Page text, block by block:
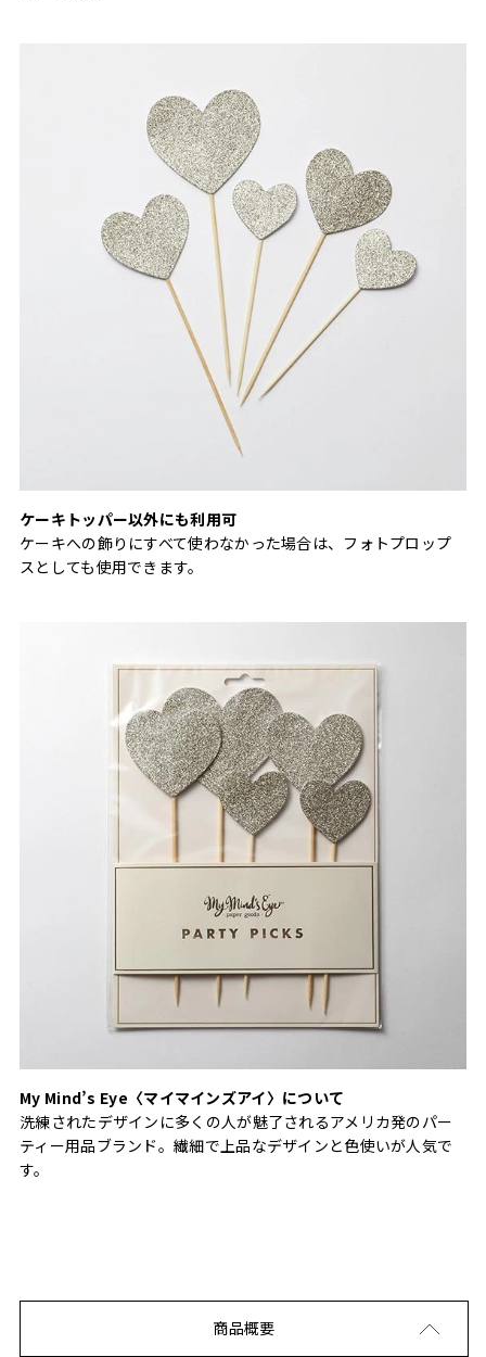
ケーキトッパー以外にも利用可
ケーキへの飾りにすべて使わなかった場合は、フォトプロップ
スとしても使用できます。
My Mind’s Eye〈マイマインズアイ〉について
洗練されたデザインに多くの人が魅了されるアメリカ発のパー
ティー用品ブランド。繊細で上品なデザインと色使いが人気で
す。
商品概要